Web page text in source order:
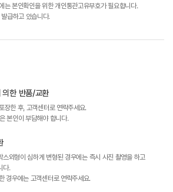
는 본인확인을 위한 개인통관고유부호가 필요합니다.
급하고 있습니다.
의한 반품/교환
장한 후, 고객센터로 연락주세요.
본인이 부담해야 합니다.
외형이 심하게 변형된 경우에는 즉시 사진 촬영을 하고
다.
경우에는 고객센터로 연락주세요.